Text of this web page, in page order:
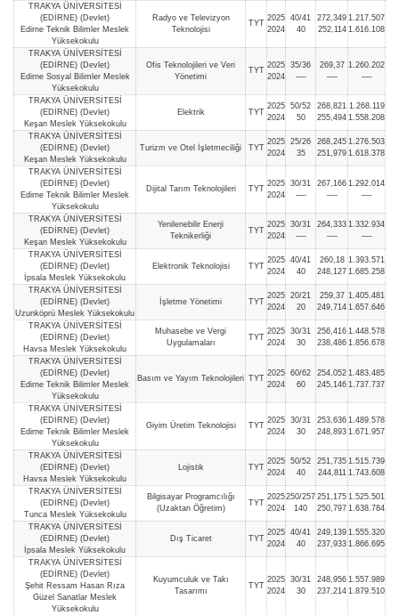
TRAKYA ÜNİVERSİTESİ
(EDİRNE) (Devlet)
Edirne Teknik Bilimler Meslek
Yüksekokulu
Radyo ve Televizyon
Teknolojisi
TYT
2025
2024
40/41
40
272,349
252,114
1.217.507
1.616.108
TRAKYA ÜNİVERSİTESİ
(EDİRNE) (Devlet)
Edirne Sosyal Bilimler Meslek
Yüksekokulu
Ofis Teknolojileri ve Veri
Yönetimi
TYT
2025
2024
35/36
—-
269,37
—-
1.260.202
—-
TRAKYA ÜNİVERSİTESİ
(EDİRNE) (Devlet)
Keşan Meslek Yüksekokulu
Elektrik TYT
2025
2024
50/52
50
268,821
255,494
1.268.119
1.558.208
TRAKYA ÜNİVERSİTESİ
(EDİRNE) (Devlet)
Keşan Meslek Yüksekokulu
Turizm ve Otel İşletmeciliği TYT
2025
2024
25/26
35
268,245
251,979
1.276.503
1.618.378
TRAKYA ÜNİVERSİTESİ
(EDİRNE) (Devlet)
Edirne Teknik Bilimler Meslek
Yüksekokulu
Dijital Tarım Teknolojileri TYT
2025
2024
30/31
—-
267,166
—-
1.292.014
—-
TRAKYA ÜNİVERSİTESİ
(EDİRNE) (Devlet)
Keşan Meslek Yüksekokulu
Yenilenebilir Enerji
Teknikerliği
TYT
2025
2024
30/31
—-
264,333
—-
1.332.934
—-
TRAKYA ÜNİVERSİTESİ
(EDİRNE) (Devlet)
İpsala Meslek Yüksekokulu
Elektronik Teknolojisi TYT
2025
2024
40/41
40
260,18
248,127
1.393.571
1.685.258
TRAKYA ÜNİVERSİTESİ
(EDİRNE) (Devlet)
Uzunköprü Meslek Yüksekokulu
İşletme Yönetimi TYT
2025
2024
20/21
20
259,37
249,714
1.405.481
1.657.646
TRAKYA ÜNİVERSİTESİ
(EDİRNE) (Devlet)
Havsa Meslek Yüksekokulu
Muhasebe ve Vergi
Uygulamaları
TYT
2025
2024
30/31
30
256,416
238,486
1.448.578
1.856.678
TRAKYA ÜNİVERSİTESİ
(EDİRNE) (Devlet)
Edirne Teknik Bilimler Meslek
Yüksekokulu
Basım ve Yayım Teknolojileri TYT
2025
2024
60/62
60
254,052
245,146
1.483.485
1.737.737
TRAKYA ÜNİVERSİTESİ
(EDİRNE) (Devlet)
Edirne Teknik Bilimler Meslek
Yüksekokulu
Giyim Üretim Teknolojisi TYT
2025
2024
30/31
30
253,636
248,893
1.489.578
1.671.957
TRAKYA ÜNİVERSİTESİ
(EDİRNE) (Devlet)
Havsa Meslek Yüksekokulu
Lojistik TYT
2025
2024
50/52
40
251,735
244,811
1.515.739
1.743.608
TRAKYA ÜNİVERSİTESİ
(EDİRNE) (Devlet)
Tunca Meslek Yüksekokulu
Bilgisayar Programcılığı
(Uzaktan Öğretim)
TYT
2025
2024
250/257
140
251,175
250,797
1.525.501
1.638.784
TRAKYA ÜNİVERSİTESİ
(EDİRNE) (Devlet)
İpsala Meslek Yüksekokulu
Dış Ticaret TYT
2025
2024
40/41
40
249,139
237,933
1.555.320
1.866.695
TRAKYA ÜNİVERSİTESİ
(EDİRNE) (Devlet)
Şehit Ressam Hasan Rıza
Güzel Sanatlar Meslek
Yüksekokulu
Kuyumculuk ve Takı
Tasarımı
TYT
2025
2024
30/31
30
248,956
237,214
1.557.989
1.879.510